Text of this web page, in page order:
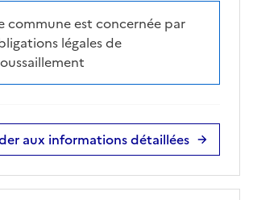
commune est concernée par
légales de
aux informations détaillées